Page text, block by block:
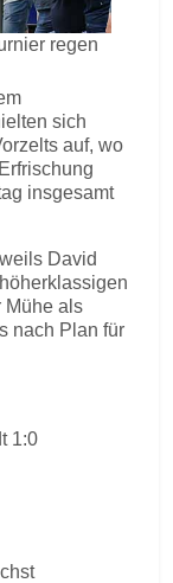
regen
sich
auf, wo
insgesamt
David
Mühe als
nach Plan für
1:0